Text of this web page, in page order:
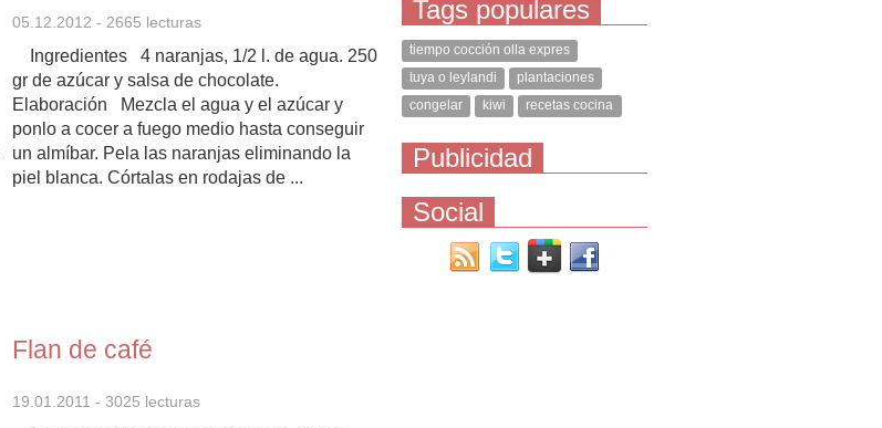
05.12.2012 - 2665 lecturas
Ingredientes 4 naranjas, 1/2 l. de agua. 250
gr de azúcar y salsa de chocolate.
Elaboración Mezcla el agua y el azúcar y
ponlo a cocer a fuego medio hasta conseguir
un almíbar. Pela las naranjas eliminando la
piel blanca. Córtalas en rodajas de ...
Flan de café
19.01.2011 - 3025 lecturas
Tags populares
tiempo cocción olla expres
tuya o leylandi
plantaciones
congelar
kiwi recetas cocina
Publicidad
Social